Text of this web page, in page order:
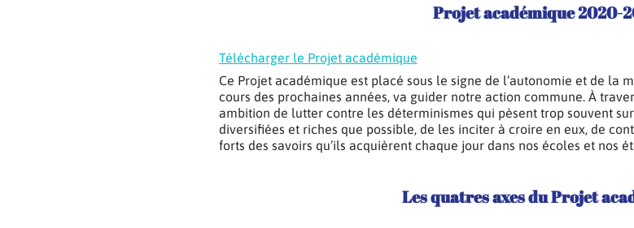
Projet académique 2020-
Télécharger le Projet académique
Ce Projet académique est placé sous le signe de l’autonomie et de la
cours des prochaines années, va guider notre action commune. À
ambition de lutter contre les déterminismes qui pèsent trop souvent
diversifiées et riches que possible, de les inciter à croire en eux, de
forts des savoirs qu’ils acquièrent chaque jour dans nos écoles et nos
Les quatres axes du Projet